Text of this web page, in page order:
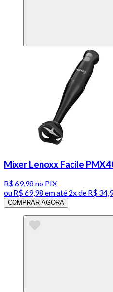
Mixer Lenoxx Facile
R$ 69,98 no PIX
ou R$ 69,98 em até 2x de R$
COMPRAR AGORA